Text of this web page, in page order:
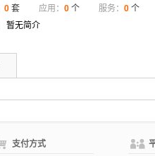
0 套 应用： 0 个 服务： 0 个
暂无简介
支付方式